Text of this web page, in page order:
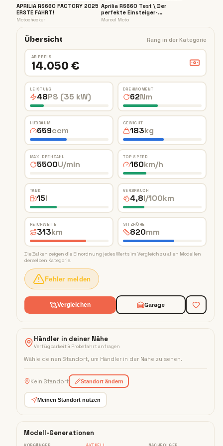
APRILIA RS660 FACTORY 2025
ERSTE FAHRT!
Motochecker
Aprilia RS660 Test \ Der
perfekte Einsteiger-
Supersportler?
Marcel Moto
Übersicht Rang in der Kategorie
AB PREIS
14.050 €
LEISTUNG
48PS (35 kW)
DREHMOMENT
62Nm
HUBRAUM
659ccm
GEWICHT
183kg
MAX. DREHZAHL
5500U/min
TOP SPEED
160km/h
TANK
15l
VERBRAUCH
4,8l/100km
REICHWEITE
313km
SITZHÖHE
820mm
Die Balken zeigen die Einordnung jedes Werts im Vergleich zu allen Modellen
derselben Kategorie.
Fehler melden
Vergleichen Garage
Händler in deiner Nähe
Verfügbarkeit & Probefahrt anfragen
Wähle deinen Standort, um Händler in der Nähe zu sehen.
Kein Standort Standort ändern
Meinen Standort nutzen
Modell-Generationen
VORGÄNGER AKTUELL NACHFOLGER